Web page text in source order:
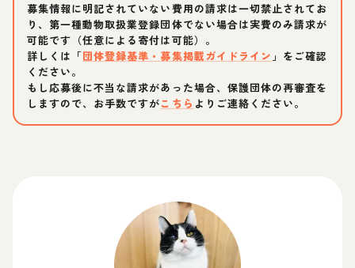
募集情報に明記されていない費用の請求は一切禁止されてお
り、第一種動物取扱業登録団体でない場合は実費のみ請求が
可能です（任意による寄付は可能）。
詳しくは「団体登録基準・募集掲載ガイドライン 」をご確認
ください。
もし応募後に不当な請求があった場合、保護団体の再審査を
しますので、お手数ですがこちら よりご連絡ください。